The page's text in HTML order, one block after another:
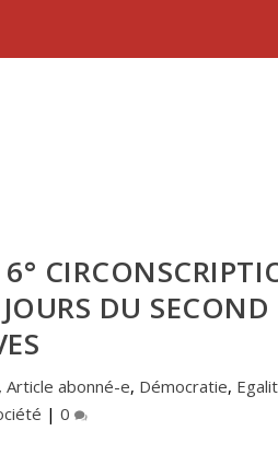
DU
, Article abonné-e, Démocratie,
| 0